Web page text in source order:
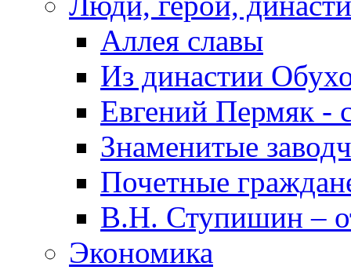
Аллея славы
Из династии
Евгений Пермяк -
Знаменитые
Почетные
В.Н. Ступишин –
Экономика